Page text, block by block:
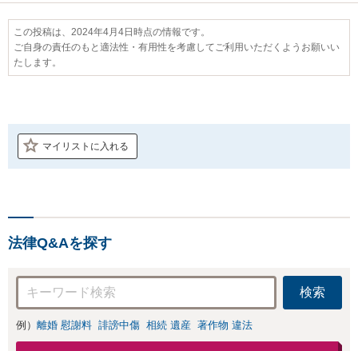
この投稿は、2024年4月4日時点の情報です。
ご自身の責任のもと適法性・有用性を考慮してご利用いただくようお願いい
たします。
マイリストに入れる
法律Q&Aを探す
検索
例） 離婚 慰謝料 誹謗中傷 相続 遺産 著作物 違法